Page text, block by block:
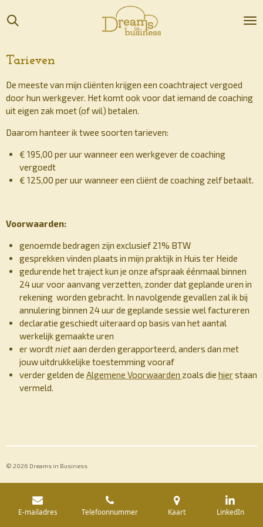
direct
hoofdinhoud
Tarieven
De meeste van mijn cliënten krijgen een coachtraject vergoed
door hun werkgever. Het komt ook voor dat iemand de coaching
uit eigen zak moet (of wil) betalen.
Daarom hanteer ik twee soorten tarieven:
€ 195,00 per uur wanneer een werkgever de coaching
vergoedt
€ 125,00 per uur wanneer een cliënt de coaching zelf betaalt.
Voorwaarden:
genoemde bedragen zijn exclusief 21% BTW
gesprekken vinden plaats in mijn praktijk in Huis ter Heide
gedurende het traject kun je onze afspraak éénmaal binnen
24 uur voor aanvang verzetten, zonder dat geplande uren in
rekening worden gebracht. In navolgende gevallen zal ik bij
annulering binnen 24 uur de geplande sessie wel factureren
declaratie geschiedt uiteraard op basis van het aantal
werkelijk gemaakte uren
er wordtnietaan derden gerapporteerd, anders dan met
jouw uitdrukkelijke toestemming vooraf
verder gelden de Algemene Voorwaarden zoals die hierstaan
vermeld.
© 2026 Dreams in Business
E-mailadres Telefoonnummer Kaart LinkedIn